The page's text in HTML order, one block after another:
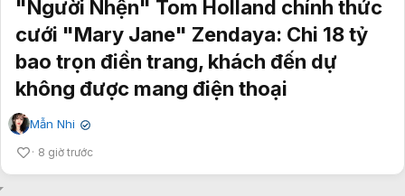
"Người Nhện" Tom Holland chính thức
cưới "Mary Jane" Zendaya: Chi 18 tỷ
bao trọn điền trang, khách đến dự
không được mang điện thoại
Mẫn Nhi ✔
8 giờ trước